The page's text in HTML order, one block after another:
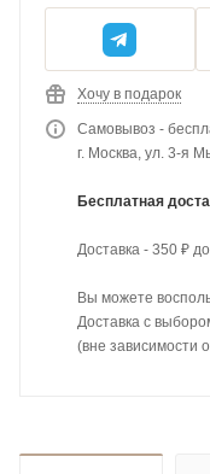
Хочу в подарок
Самовывоз -
г. Москва, ул. 3-я
Бесплатная
Доставка - 350 ₽
Вы можете
Доставка с
(вне зависимости